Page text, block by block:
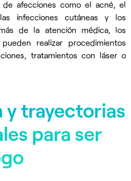
afecciones como el acné, el
infecciones cutáneas y los
de la atención médica, los
realizar procedimientos
tratamientos con láser o
y trayectorias
para ser